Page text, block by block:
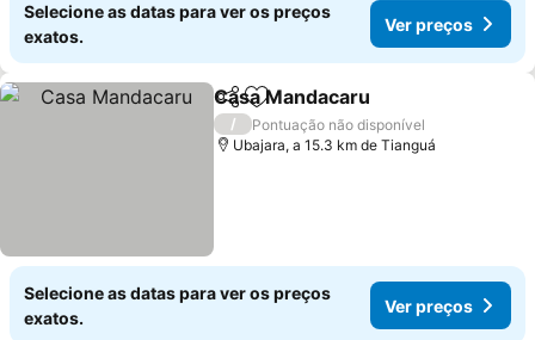
Selecione as datas para ver os preços
exatos.
Ver preços
PartilharAdicionar aos favoritos
Casa Mandacaru
/
Pontuação não disponível
Ubajara, a 15.3 km de Tianguá
Selecione as datas para ver os preços
exatos.
Ver preços